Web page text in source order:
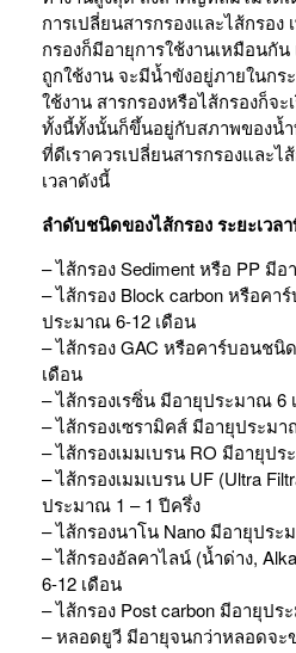
การเปลี่ยนสารกรองและไส้กรอง
กรองก็มีอายุการใช้งานเหมือนกัน
ถูกใช้งาน จะมีน้ำขังอยู่ภายในก
ใช้งาน สารกรองหรือไส้กรองก็จ
ทั้งนี้ทั้งนั้นก็ขึ้นอยู่กับสภาพของน้ำ
ที่ดีเราควรเปลี่ยนสารกรองและ
เวลาดังนี้
ลำดับชนิดของไส้กรอง ระยะเวล
– ไส้กรอง Sediment หรือ PP มี
– ไส้กรอง Block carbon หรือคา
ประมาณ 6-12 เดือน
– ไส้กรอง GAC หรือคาร์บอนช
เดือน
– ไส้กรองเรซิ่น มีอายุประมาณ 6
– ไส้กรองเซรามิคส์ มีอายุประม
– ไส้กรองเมมเบรน RO มีอายุป
– ไส้กรองเมมเบรน UF (Ultra
ประมาณ 1 – 1 ปีครึ่ง
– ไส้กรองนาโน Nano มีอายุประ
– ไส้กรองอัลคาไลน์ (น้ำด่าง,
6-12 เดือน
– ไส้กรอง Post carbon มีอายุปร
– หลอดยูวี มีอายุจนกว่าหลอดจะ